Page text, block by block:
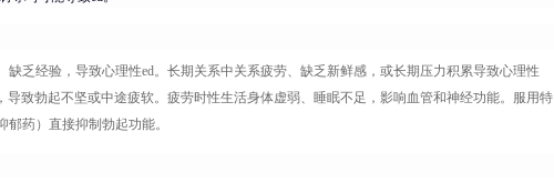
缺乏经验，导致心理性ed。长期关系中关系疲劳、缺乏新鲜感，或长期压力积累导致心理性
导致勃起不坚或中途疲软。疲劳时性生活身体虚弱、睡眠不足，影响血管和神经功能。服用特
药）直接抑制勃起功能。